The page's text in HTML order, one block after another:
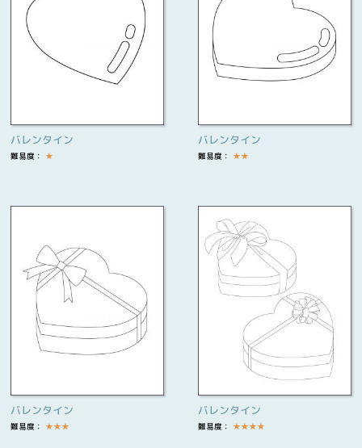
バレンタイン
難易度： ★
バレンタイン
難易度： ★★
バレンタイン
難易度： ★★★
バレンタイン
難易度： ★★★★